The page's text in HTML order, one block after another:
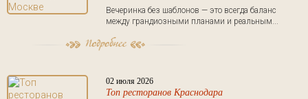
Вечеринка без шаблонов — это всегда баланс
между грандиозными планами и реальным...
02 июля 2026
Топ ресторанов Краснодара